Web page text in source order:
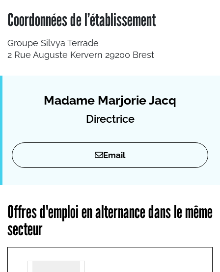
Coordonnées de l’établissement
Groupe Silvya Terrade
2 Rue Auguste Kervern 29200 Brest
Madame Marjorie Jacq
Directrice
Email
Offres d'emploi en alternance dans le même
secteur